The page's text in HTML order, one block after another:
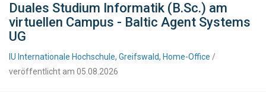
Duales Studium Informatik (B.Sc.) am
virtuellen Campus - Baltic Agent Systems
UG
IU Internationale Hochschule, Greifswald, Home-Office /
veröffentlicht am 05.08.2026